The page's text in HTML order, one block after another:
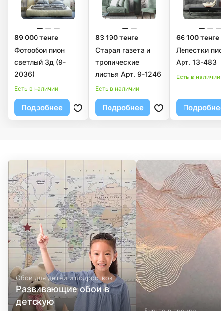
89 000 тенге
Фотообои пион
светлый 3д (9-
2036)
Есть в наличии
Подробнее
83 190 тенге
Старая газета и
тропические
листья Арт. 9-1246
Есть в наличии
Подробнее
66 100 тенге
Лепестки
Арт. 13-483
Есть в наличии
Обои для детей и подростков
Развивающие обои в
детскую